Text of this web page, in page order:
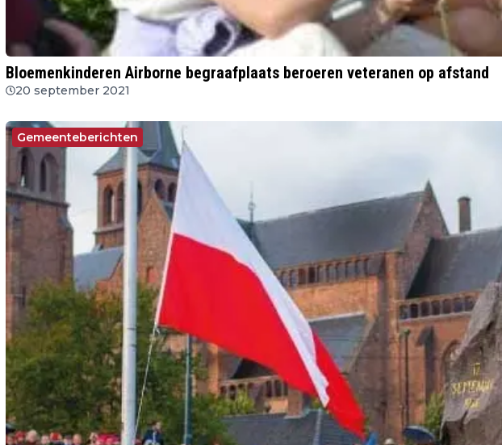
Bloemenkinderen Airborne begraafplaats beroeren veteranen op afstand
20 september 2021
Gemeenteberichten